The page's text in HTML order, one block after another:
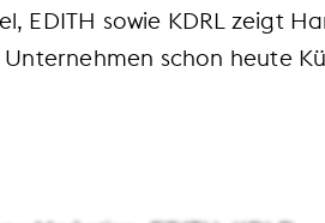
EDITH sowie KDRL zeigt
schon heute